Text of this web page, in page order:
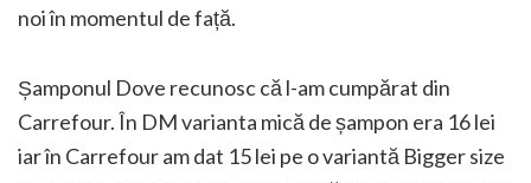
noi în momentul de față.
Șamponul Dove recunosc că l-am cumpărat din
Carrefour. În DM varianta mică de șampon era 16 lei
iar în Carrefour am dat 15 lei pe o variantă Bigger size